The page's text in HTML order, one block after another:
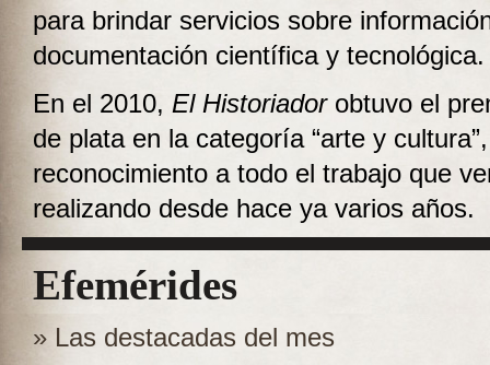
para brindar servicios sobre
documentación científica y tecnológica.
En el 2010, El Historiadorobtuvo el
de plata en la categoría “arte y
reconocimiento a todo el trabajo que
realizando desde hace ya varios años.
Efemérides
» Las destacadas del mes